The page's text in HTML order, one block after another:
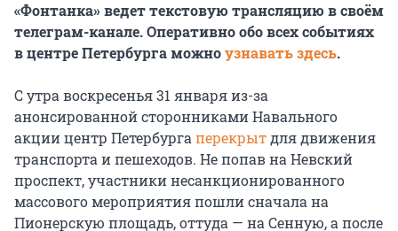
«Фонтанка» ведет текстовую трансляцию в своём
телеграм-канале. Оперативно обо всех событиях
в центре Петербурга можноузнавать здесь.
С утра воскресенья 31 января из-за
анонсированной сторонниками Навального
акции центр Петербурга перекрытдля движения
транспорта и пешеходов. Не попав на Невский
проспект, участники несанкционированного
массового мероприятия пошли сначала на
Пионерскую площадь, оттуда — на Сенную, а после